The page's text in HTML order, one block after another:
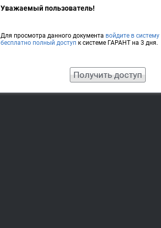
Уважаемый пользователь!
Для просмотра данного документа войдите в систему
бесплатно полный доступ к системе ГАРАНТ на 3 дня.
Получить доступ